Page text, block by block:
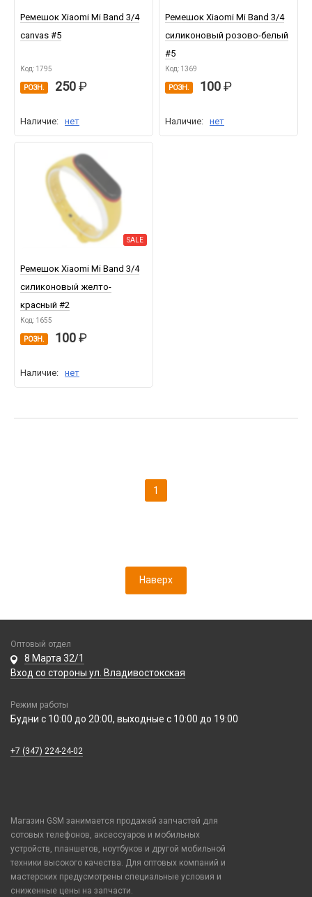
Ремешок Xiaomi Mi Band 3/4
canvas #5
Код: 1795
РОЗН. 250
Наличие: нет
Ремешок Xiaomi Mi Band 3/4
силиконовый розово-белый
#5
Код: 1369
РОЗН. 100
Наличие: нет
SALE
Ремешок Xiaomi Mi Band 3/4
силиконовый желто-
красный #2
Код: 1655
РОЗН. 100
Наличие: нет
1
Наверх
Оптовый отдел
8 Марта 32/1
Вход со стороны ул. Владивостокская
Режим работы
Будни с 10:00 до 20:00, выходные с 10:00 до 19:00
+7 (347) 224-24-02
Магазин GSM занимается продажей запчастей для
сотовых телефонов, аксессуаров и мобильных
устройств, планшетов, ноутбуков и другой мобильной
техники высокого качества. Для оптовых компаний и
мастерских предусмотрены специальные условия и
сниженные цены на запчасти.